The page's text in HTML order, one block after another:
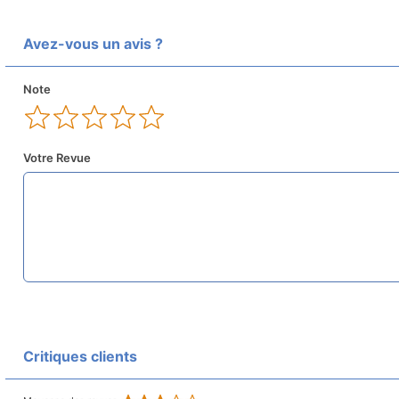
Avez-vous un avis ?
Note
Votre Revue
Critiques clients